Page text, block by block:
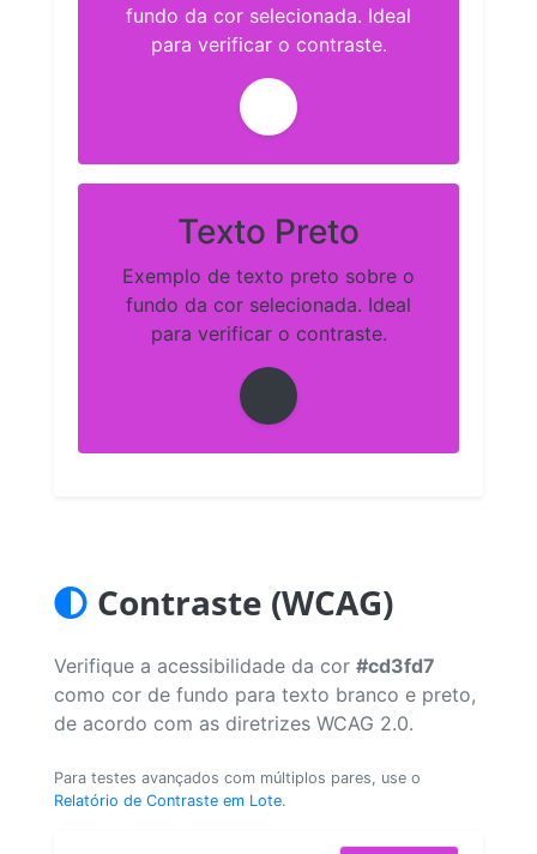
fundo da cor selecionada. Ideal
para verificar o contraste.
Texto Preto
Exemplo de texto preto sobre o
fundo da cor selecionada. Ideal
para verificar o contraste.
Contraste (WCAG)
Verifique a acessibilidade da cor #cd3fd7
como cor de fundo para texto branco e preto,
de acordo com as diretrizes WCAG 2.0.
Para testes avançados com múltiplos pares, use o
Relatório de Contraste em Lote.